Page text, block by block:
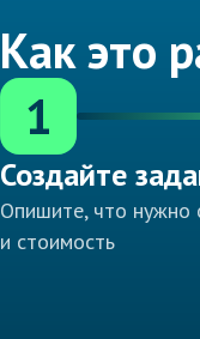
Как это
1
Создайте
Опишите, что нужно
и стоимость